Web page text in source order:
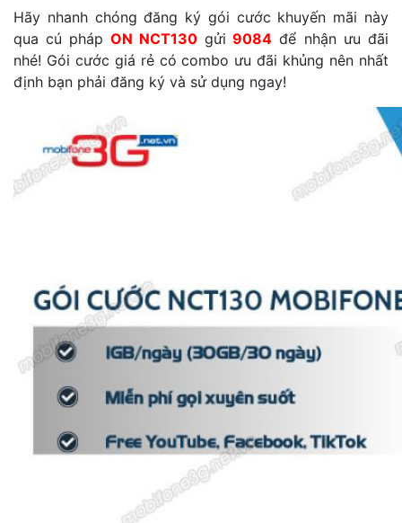
Hãy nhanh chóng đăng ký gói cước khuyến mãi này
qua cú pháp ON NCT130gửi 9084 để nhận ưu đãi
nhé! Gói cước giá rẻ có combo ưu đãi khủng nên nhất
định bạn phải đăng ký và sử dụng ngay!